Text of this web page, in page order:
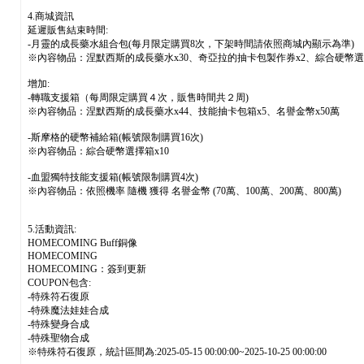
4.商城資訊
延遲販售結束時間:
-月靈的成長藥水組合包(每月限定購買8次，下架時間請依照商城內顯示為準)
※內容物品：涅默西斯的成長藥水x30、奇亞拉的抽卡包製作券x2、綜合硬幣
增加:
-轉職支援箱（每周限定購買４次，販售時間共２周)
※內容物品：涅默西斯的成長藥水x44、技能抽卡包箱x5、名譽金幣x50萬
-斯摩格的硬幣補給箱(帳號限制購買16次)
※內容物品：綜合硬幣選擇箱x10
-血盟獨特技能支援箱(帳號限制購買4次)
※內容物品：依照機率 隨機 獲得 名譽金幣 (70萬、100萬、200萬、800萬)
5.活動資訊:
HOMECOMING Buff銅像
HOMECOMING
HOMECOMING：簽到更新
COUPON包含:
-特殊符石復原
-特殊魔法娃娃合成
-特殊變身合成
-特殊聖物合成
※特殊符石復原，統計區間為:2025-05-15 00:00:00~2025-10-25 00:00:00